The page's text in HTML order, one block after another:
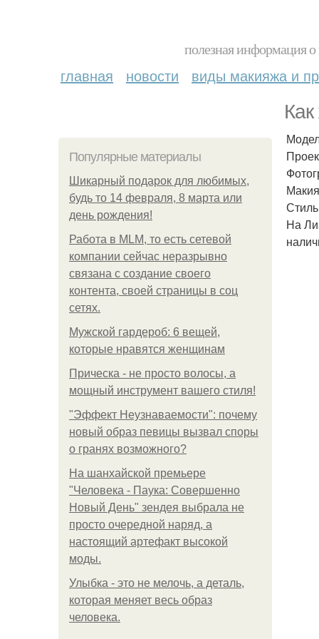
полезная информация
главная новости виды макияжа и
Популярные материалы
Шикарный подарок для любимых,
будь то 14 февраля, 8 марта или
день рождения!
Работа в MLM, то есть сетевой
компании сейчас неразрывно
связана с создание своего
контента, своей страницы в соц
сетях.
Мужской гардероб: 6 вещей,
которые нравятся женщинам
Прическа - не просто волосы, а
мощный инструмент вашего стиля!
"Эффект Неузнаваемости": почему
новый образ певицы вызвал споры
о гранях возможного?
На шанхайской премьере
"Человека - Паука: Совершенно
Новый День" зендея выбрала не
просто очередной наряд, а
настоящий артефакт высокой
моды.
Улыбка - это не мелочь, а деталь,
которая меняет весь образ
человека.
На